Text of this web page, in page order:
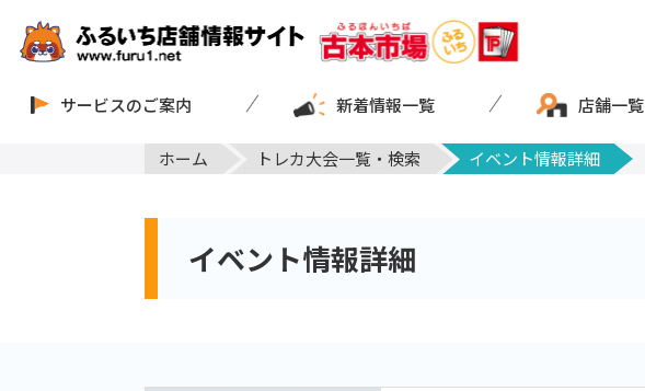
サービスのご案内 新着情報一覧 店舗一覧
ホーム トレカ大会一覧・検索 イベント情報詳細
イベント情報詳細